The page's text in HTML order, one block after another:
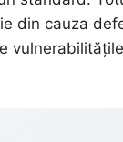
din cauza
vulnerabilitățile